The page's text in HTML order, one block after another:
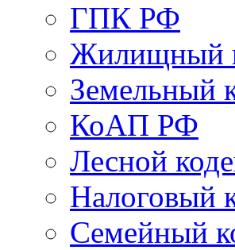
ГПК РФ
Жилищный
Земельный
КоАП РФ
Лесной
Налоговый
Семейный